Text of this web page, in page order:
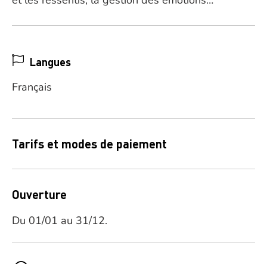
Langues
Français
Tarifs et modes de paiement
Ouverture
Du 01/01 au 31/12.